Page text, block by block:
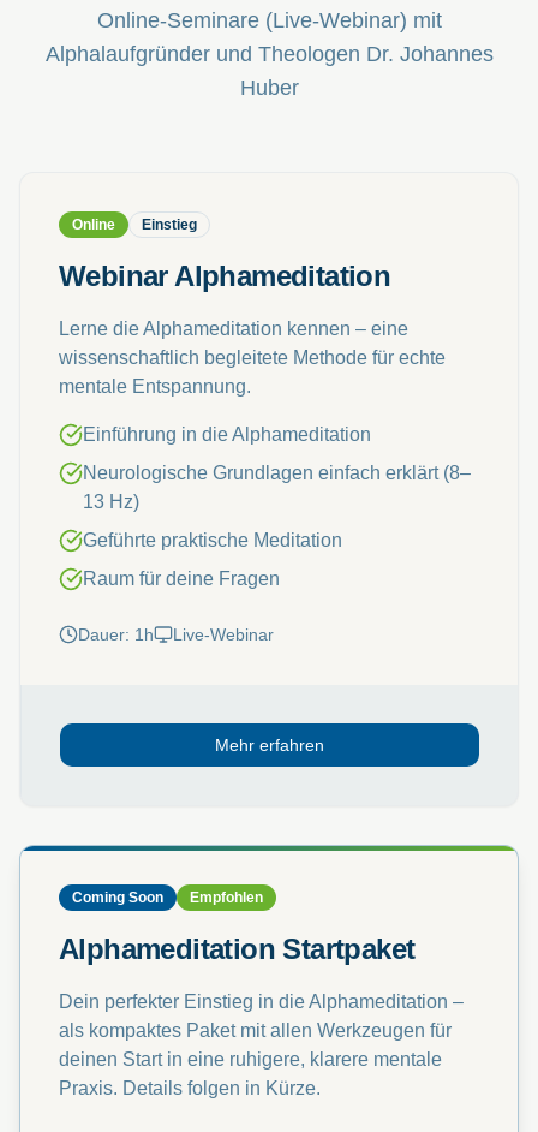
Online-Seminare (Live-Webinar) mit
Alphalaufgründer und Theologen Dr. Johannes
Huber
Online Einstieg
Webinar Alphameditation
Lerne die Alphameditation kennen – eine
wissenschaftlich begleitete Methode für echte
mentale Entspannung.
Einführung in die Alphameditation
Neurologische Grundlagen einfach erklärt (8–
13 Hz)
Geführte praktische Meditation
Raum für deine Fragen
Dauer: 1h Live-Webinar
Mehr erfahren
Coming Soon Empfohlen
Alphameditation Startpaket
Dein perfekter Einstieg in die Alphameditation –
als kompaktes Paket mit allen Werkzeugen für
deinen Start in eine ruhigere, klarere mentale
Praxis. Details folgen in Kürze.